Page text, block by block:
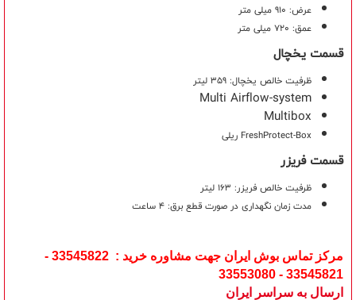
عرض: 910 میلی متر
عمق: 720 میلی متر
قسمت یخچال
ظرفیت خالص یخچال: 359 لیتر
Multi Airflow-system
Multibox
FreshProtect-Box ریلی
قسمت فریزر
ظرفیت خالص فریزر: 163 لیتر
مدت زمان نگهداری در صورت قطع برق: 4 ساعت
مرکز تماس بوش ایران جهت مشاوره خرید : 33545822 -
33545821 - 33553080
ارسال به سراسر ایران